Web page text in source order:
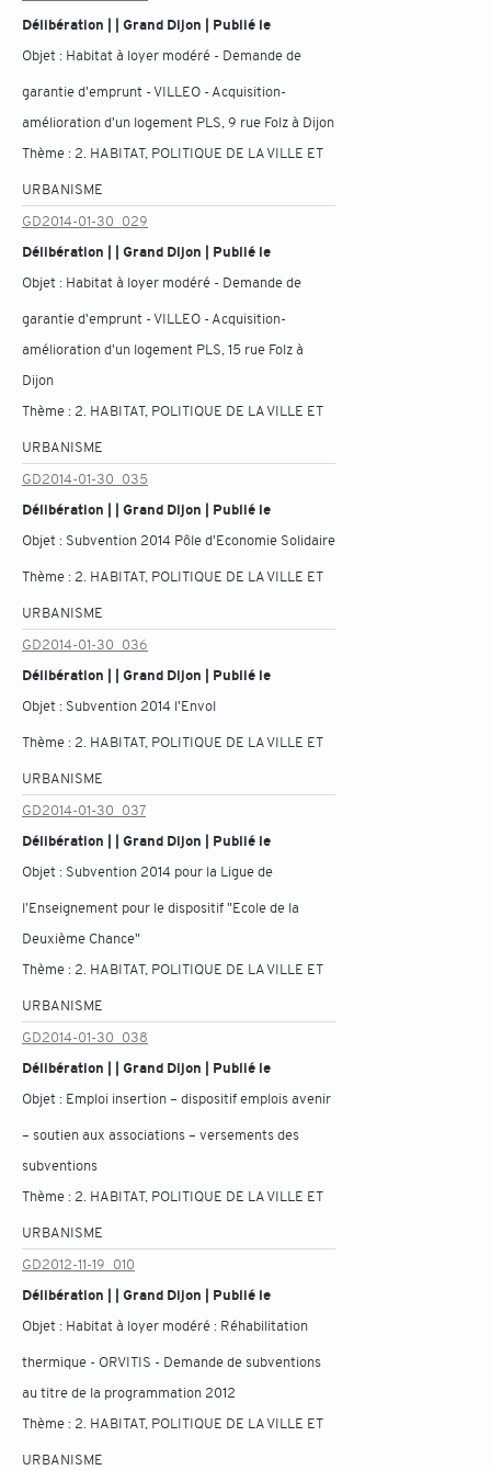
Délibération | | Grand Dijon | Publié le
Objet : Habitat à loyer modéré - Demande de
garantie d'emprunt - VILLEO - Acquisition-
amélioration d'un logement PLS, 9 rue Folz à Dijon
Thème : 2. HABITAT, POLITIQUE DE LA VILLE ET
URBANISME
GD2014-01-30_029
Délibération | | Grand Dijon | Publié le
Objet : Habitat à loyer modéré - Demande de
garantie d'emprunt - VILLEO - Acquisition-
amélioration d'un logement PLS, 15 rue Folz à
Dijon
Thème : 2. HABITAT, POLITIQUE DE LA VILLE ET
URBANISME
GD2014-01-30_035
Délibération | | Grand Dijon | Publié le
Objet : Subvention 2014 Pôle d'Economie Solidaire
Thème : 2. HABITAT, POLITIQUE DE LA VILLE ET
URBANISME
GD2014-01-30_036
Délibération | | Grand Dijon | Publié le
Objet : Subvention 2014 l'Envol
Thème : 2. HABITAT, POLITIQUE DE LA VILLE ET
URBANISME
GD2014-01-30_037
Délibération | | Grand Dijon | Publié le
Objet : Subvention 2014 pour la Ligue de
l'Enseignement pour le dispositif "Ecole de la
Deuxième Chance"
Thème : 2. HABITAT, POLITIQUE DE LA VILLE ET
URBANISME
GD2014-01-30_038
Délibération | | Grand Dijon | Publié le
Objet : Emploi insertion – dispositif emplois avenir
– soutien aux associations – versements des
subventions
Thème : 2. HABITAT, POLITIQUE DE LA VILLE ET
URBANISME
GD2012-11-19_010
Délibération | | Grand Dijon | Publié le
Objet : Habitat à loyer modéré : Réhabilitation
thermique - ORVITIS - Demande de subventions
au titre de la programmation 2012
Thème : 2. HABITAT, POLITIQUE DE LA VILLE ET
URBANISME